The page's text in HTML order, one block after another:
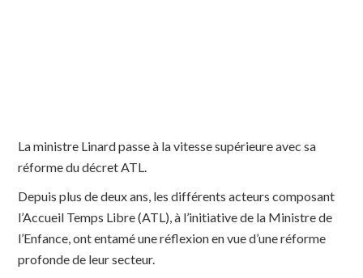
La ministre Linard passe à la vitesse supérieure avec sa
réforme du décret ATL.
Depuis plus de deux ans, les différents acteurs composant
l’Accueil Temps Libre (ATL), à l’initiative de la Ministre de
l’Enfance, ont entamé une réflexion en vue d’une réforme
profonde de leur secteur.